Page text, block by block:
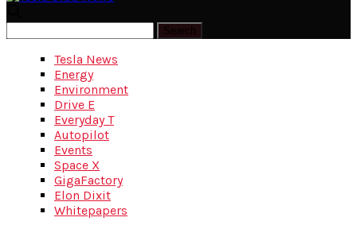
Tesla News
Energy
Environment
Drive E
Everyday T
Autopilot
Events
Space X
GigaFactory
Elon Dixit
Whitepapers